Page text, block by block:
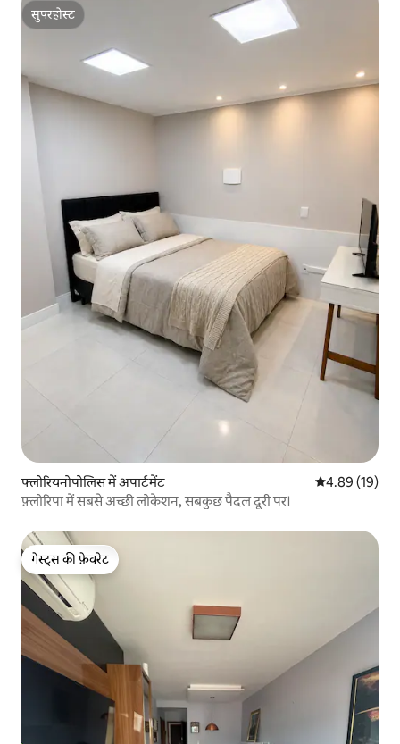
सुपरहोस्ट
सुपरहोस्ट
फ्लोरियनोपोलिस में अपार्टमेंट औसत रेटिंग 5 में
4.89 (19)
फ़्लोरिपा में सबसे अच्छी लोकेशन, सबकुछ पैदल दूरी पर।
गेस्ट्स की फ़ेवरेट
गेस्ट्स की फ़ेवरेट